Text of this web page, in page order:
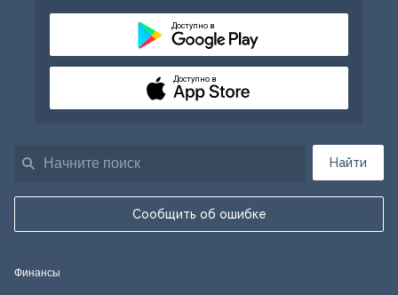
Найти
Сообщить об ошибке
Доступно в
Доступно в
Финансы